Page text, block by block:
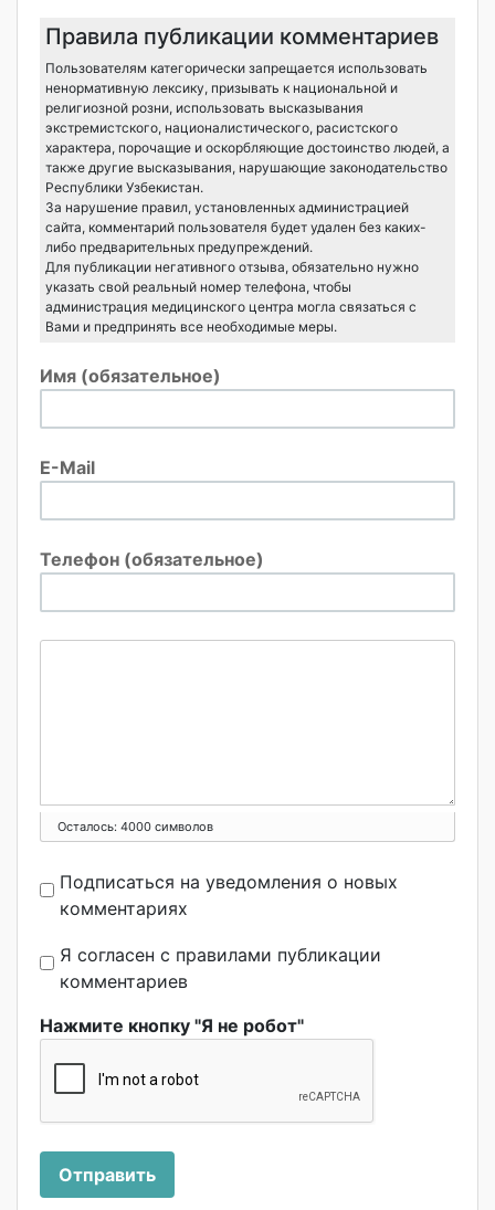
Правила публикации комментариев
Пользователям категорически запрещается использовать
ненормативную лексику, призывать к национальной и
религиозной розни, использовать высказывания
экстремистского, националистического, расистского
характера, порочащие и оскорбляющие достоинство людей, а
также другие высказывания, нарушающие законодательство
Республики Узбекистан.
За нарушение правил, установленных администрацией
сайта, комментарий пользователя будет удален без каких-
либо предварительных предупреждений.
Для публикации негативного отзыва, обязательно нужно
указать свой реальный номер телефона, чтобы
администрация медицинского центра могла связаться с
Вами и предпринять все необходимые меры.
Имя (обязательное)
E-Mail
Телефон (обязательное)
Осталось: 4000 символов
Подписаться на уведомления о новых
комментариях
Я согласен с правилами публикации
комментариев
Нажмите кнопку "Я не робот"
Отправить